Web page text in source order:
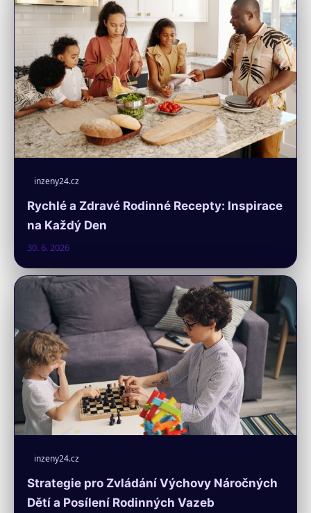
inzeny24.cz
Rychlé a Zdravé Rodinné Recepty: Inspirace
na Každý Den
30. 6. 2026
inzeny24.cz
Strategie pro Zvládání Výchovy Náročných
Dětí a Posílení Rodinných Vazeb